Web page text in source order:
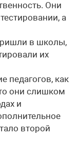
Они
а
в школы,
их
педагогов, как
они слишком
и
второй